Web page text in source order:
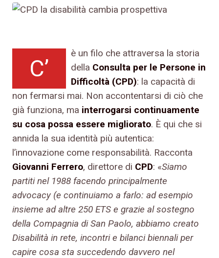
C’
è un filo che attraversa la storia
della Consulta per le Persone in
Difficoltà (CPD): la capacità di
non fermarsi mai. Non accontentarsi di ciò che
già funziona, ma interrogarsi continuamente
su cosa possa essere migliorato. È qui che si
annida la sua identità più autentica:
l’innovazione come responsabilità. Racconta
Giovanni Ferrero, direttore di CPD: «Siamo
partiti nel 1988 facendo principalmente
advocacy (e continuiamo a farlo: ad esempio
insieme ad altre 250 ETS e grazie al sostegno
della Compagnia di San Paolo, abbiamo creato
Disabilità in rete, incontri e bilanci biennali per
capire cosa sta succedendo davvero nel